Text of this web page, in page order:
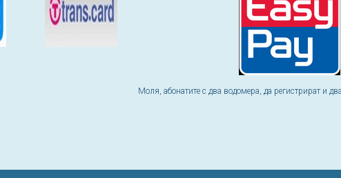
Моля, абонатите с два водомера, да регистрират и